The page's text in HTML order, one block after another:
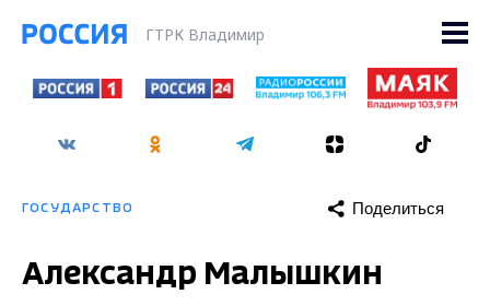
ГТРК Владимир
ГОСУДАРСТВО Поделиться
Александр Малышкин